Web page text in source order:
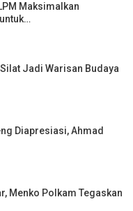
Maksimalkan
Jadi Warisan Budaya
Diapresiasi, Ahmad
Menko Polkam Tegaskan